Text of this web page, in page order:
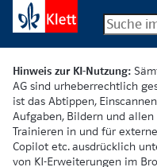
Hinweis zur KI-Nutzung:
AG sind urheberrechtlich
ist das Abtippen,
Aufgaben, Bildern und
Trainieren in und für
Copilot etc. ausdrücklich
von KI-Erweiterungen im